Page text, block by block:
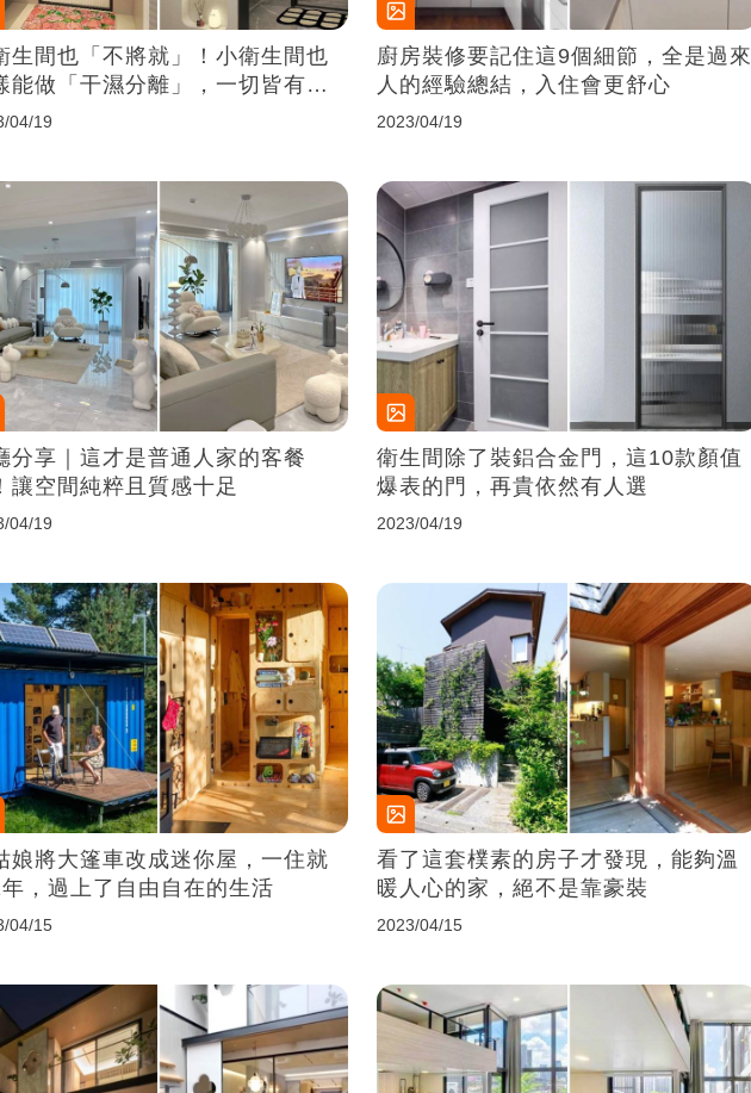
生間也「不將就」！小衛生間也
能做「干濕分離」，一切皆有可
別太小瞧它了
04/19
廚房裝修要記住這9個細節，全是過來
人的經驗總結，入住會更舒心
2023/04/19
分享｜這才是普通人家的客餐
讓空間純粹且質感十足
04/19
衛生間除了裝鋁合金門，這10款顏值
爆表的門，再貴依然有人選
2023/04/19
娘將大篷車改成迷你屋，一住就
，過上了自由自在的生活
04/15
看了這套樸素的房子才發現，能夠溫
暖人心的家，絕不是靠豪裝
2023/04/15